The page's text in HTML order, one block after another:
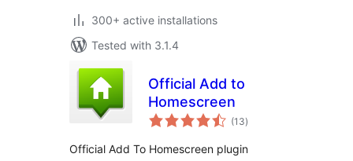
300+ active installations
Tested with 3.1.4
Official Add to
Homescreen
(13total
ratings
)
Official Add To Homescreen plugin